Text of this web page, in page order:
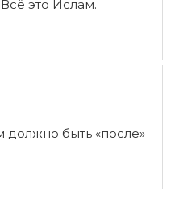
это Ислам.
должно быть «после»